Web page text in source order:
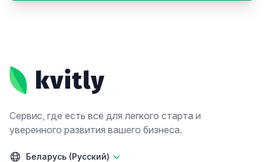
Сервис, где есть всё для легкого старта и
уверенного развития вашего бизнеса.
Беларусь (Русский)